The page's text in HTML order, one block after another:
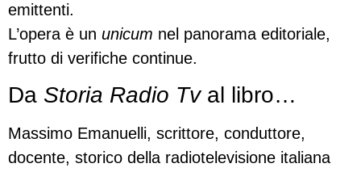
emittenti.
L’opera è un unicum nel panorama editoriale,
frutto di verifiche continue.
Da Storia Radio Tval libro…
Massimo Emanuelli, scrittore, conduttore,
docente, storico della radiotelevisione italiana